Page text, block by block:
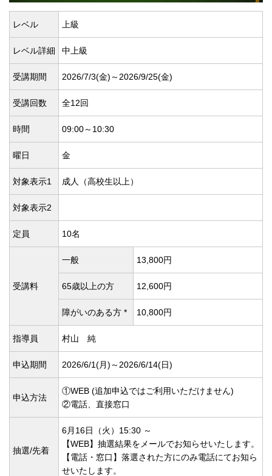
レベル 上級
レベル詳細 中上級
受講期間 2026/7/3(金)～2026/9/25(金)
受講回数 全12回
時間 09:00～10:30
曜日 金
対象表示1 成人（高校生以上）
対象表示2
定員 10名
受講料
一般 13,800円
65歳以上の方 12,600円
障がいのある方 * 10,800円
指導員 村山 純
申込期間 2026/6/1(月)～2026/6/14(日)
申込方法
①WEB (追加申込ではご利用いただけません)
②電話、直接窓口
抽選/先着
6月16日（火）15:30 ～
【WEB】抽選結果をメールでお知らせいたします。
【電話・窓口】落選された方にのみ電話にてお知ら
せいたします。